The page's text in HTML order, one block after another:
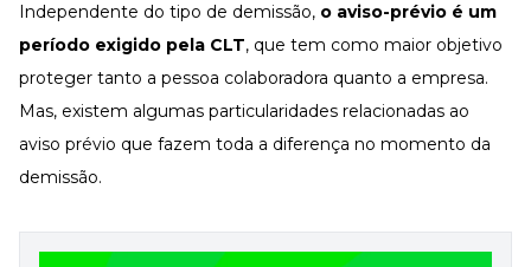
Gestão de Pessoas e Liderança
Capacitação com especialistas
Recursos Humanos
Treinamento de Produto
Desenvolva a sua equipe
Independente do tipo de demissão, o aviso-prévio é um
período exigido pela CLT, que tem como maior objetivo
proteger tanto a pessoa colaboradora quanto a empresa.
Mas, existem algumas particularidades relacionadas ao
aviso prévio que fazem toda a diferença no momento da
demissão.